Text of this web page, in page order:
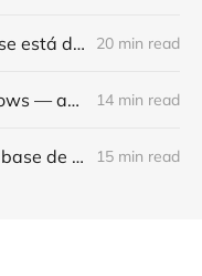
(ES) La economía global se está dando la vuelta- Café con Leche #Episodio 23 20 min read
(EN) The world runs on flows — and they are becoming increasingly fragile - Café con Leche #Episode 22 14 min read
(ES) El mundo funciona a base de flujos — y cada vez son más frágiles - Café con Leche #Episodio 22 15 min read